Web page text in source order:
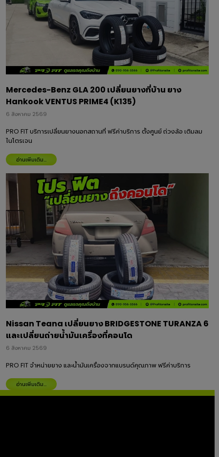
Mercedes-Benz GLA 200 เปลี่ยนยางที่บ้าน ยาง
Hankook VENTUS PRIME4 (K135)
6 สิงหาคม 2569
PRO FIT บริการเปลี่ยนยางนอกสถานที่ ฟรีค่าบริการ ตั้งศูนย์ ถ่วงล้อ เติมลม
ไนโตรเจน
อ่านเพิ่มเติม...
Nissan Teana เปลี่ยนยาง BRIDGESTONE TURANZA 6
และเปลี่ยนถ่ายน้ำมันเครื่องที่คอนโด
6 สิงหาคม 2569
PRO FIT จำหน่ายยาง และน้ำมันเครื่องจากแบรนด์คุณภาพ ฟรีค่าบริการ
อ่านเพิ่มเติม...